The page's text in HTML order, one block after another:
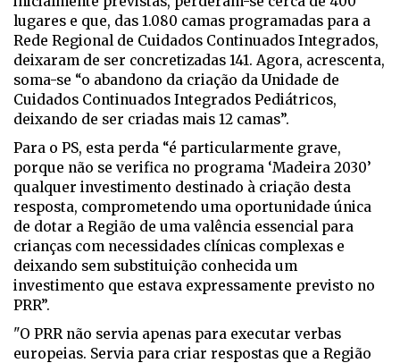
lugares e que, das 1.080 camas programadas para a
Rede Regional de Cuidados Continuados Integrados,
deixaram de ser concretizadas 141. Agora, acrescenta,
soma-se “o abandono da criação da Unidade de
Cuidados Continuados Integrados Pediátricos,
deixando de ser criadas mais 12 camas”.
Para o PS, esta perda “é particularmente grave,
porque não se verifica no programa ‘Madeira 2030’
qualquer investimento destinado à criação desta
resposta, comprometendo uma oportunidade única
de dotar a Região de uma valência essencial para
crianças com necessidades clínicas complexas e
deixando sem substituição conhecida um
investimento que estava expressamente previsto no
PRR”.
"O PRR não servia apenas para executar verbas
europeias. Servia para criar respostas que a Região